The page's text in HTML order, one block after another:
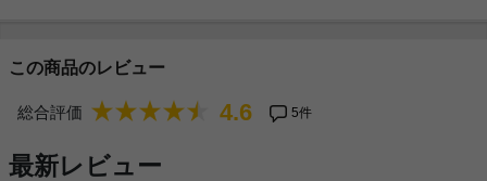
この商品のレビュー
総合評価 4.6 5件
最新レビュー